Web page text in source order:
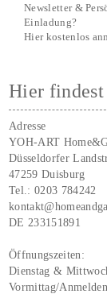
Newsletter &
Einladung?
Hier kostenlos
Hier findest
Adresse
YOH-ART
Düsseldorfer
47259 Duisburg
Tel.:0203 784242
DE 233151891
Öffnungszeiten:
Dienstag &
Vormittag/